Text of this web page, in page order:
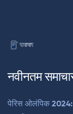
नवीनतम
पेरिस ओलंपिक 2024: